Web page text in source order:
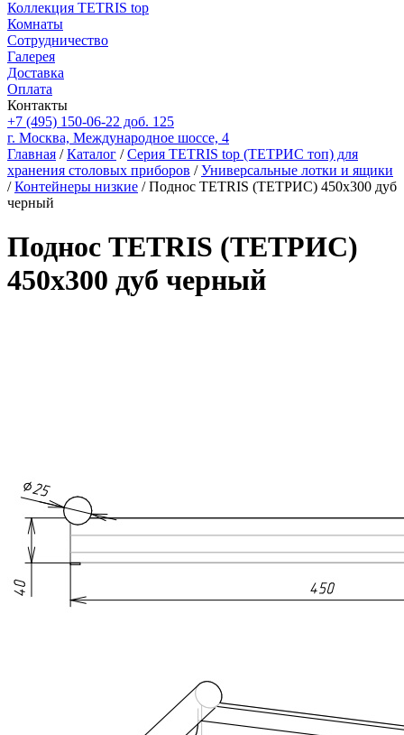
Коллекция TETRIS top
Комнаты
Сотрудничество
Галерея
Доставка
Оплата
Контакты
+7 (495) 150-06-22 доб. 125
г. Москва, Международное шоссе, 4
Главная /Каталог /Серия TETRIS top (ТЕТРИС топ) для
хранения столовых приборов /Универсальные лотки и ящики
/Контейнеры низкие / Поднос TETRIS (ТЕТРИС) 450х300 дуб
черный
Поднос TETRIS (ТЕТРИС)
450х300 дуб черный